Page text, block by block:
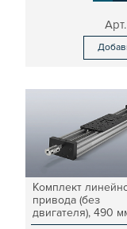
КРОНШТЕЙНЫ
КРОНШТЕЙНЫ
ЗАЩИТНЫЕ
НАБОРЫ
ПРИЖИМЫ
Т-БОЛТЫ И Т-ГАЙКИ
СУХАРИ ПАЗОВЫЕ
Комплект
привода (без
двигателя), 490